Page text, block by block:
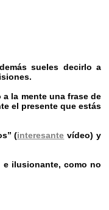
sueles decirlo a
la mente una frase de
el presente que estás
(interesante vídeo) y
ilusionante, como no